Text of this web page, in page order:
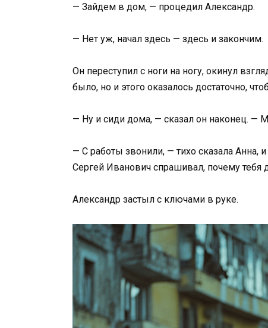
— Зайдем в дом, — процедил Александр.
— Нет уж, начал здесь — здесь и закончим.
Он переступил с ноги на ногу, окинул
было, но и этого оказалось достаточно,
— Ну и сиди дома, — сказал он наконец. —
— С работы звонили, — тихо сказала Анна,
Сергей Иванович спрашивал, почему тебя
Александр застыл с ключами в руке.